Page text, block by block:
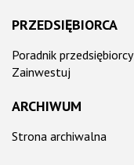
PRZEDSIĘBIORCA
Poradnik przedsiębiorcy
Zainwestuj
ARCHIWUM
Strona archiwalna